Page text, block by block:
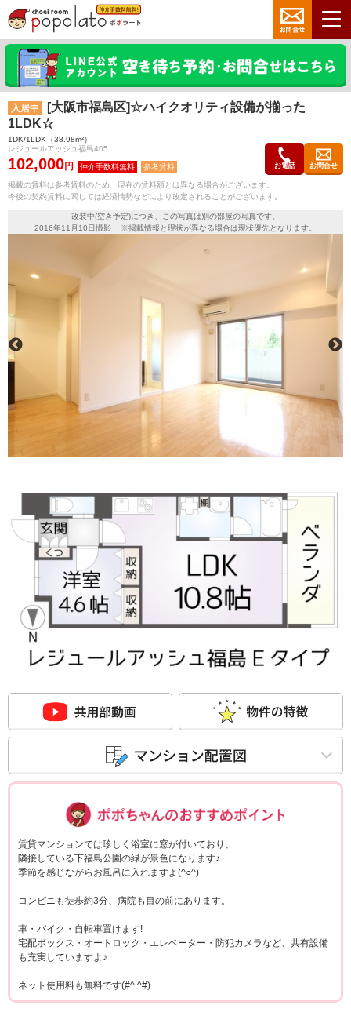
入居中
[大阪市福島区]☆ハイクオリティ設備が揃った
1LDK☆
1DK/1LDK（38.98m²）
レジュールアッシュ福島405
102,000円 参考賃料 お電話 お問合せ
掲載の賃料は参考賃料のため、現在の賃料額とは異なる場合がございます。
今後の契約賃料に関しては経済情勢などにより改定されることがございます。
改装中(空き予定)につき、この写真は別の部屋の写真です。
2016年11月10日撮影 ※掲載情報と現状が異なる場合は現状優先となります。
賃貸マンションでは珍しく浴室に窓が付いており、
隣接している下福島公園の緑が景色になります♪
季節を感じながらお風呂に入れますよ(^○^)
コンビニも徒歩約3分、病院も目の前にあります。
車・バイク・自転車置けます!
宅配ボックス・オートロック・エレベーター・防犯カメラなど、共有設備
も充実していますよ♪
ネット使用料も無料です(#^.^#)